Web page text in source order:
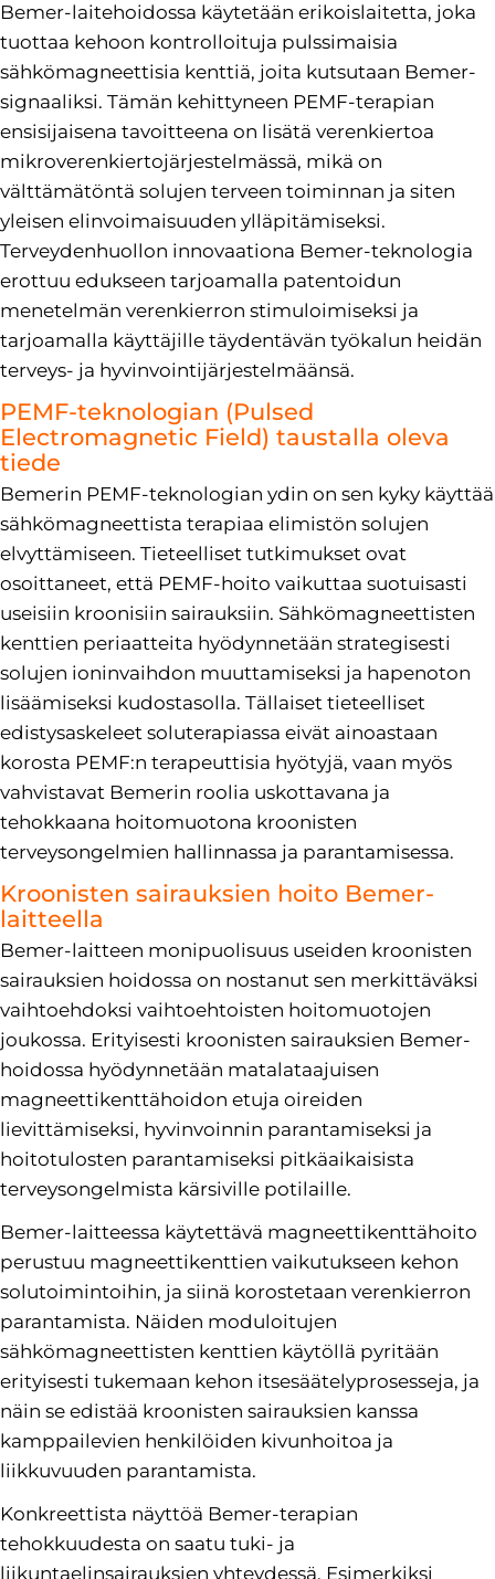
Bemer-laitehoidossa käytetään erikoislaitetta, joka
tuottaa kehoon kontrolloituja pulssimaisia
sähkömagneettisia kenttiä, joita kutsutaan Bemer-
signaaliksi. Tämän kehittyneen PEMF-terapian
ensisijaisena tavoitteena on lisätä verenkiertoa
mikroverenkiertojärjestelmässä, mikä on
välttämätöntä solujen terveen toiminnan ja siten
yleisen elinvoimaisuuden ylläpitämiseksi.
Terveydenhuollon innovaationa Bemer-teknologia
erottuu edukseen tarjoamalla patentoidun
menetelmän verenkierron stimuloimiseksi ja
tarjoamalla käyttäjille täydentävän työkalun heidän
terveys- ja hyvinvointijärjestelmäänsä.
PEMF-teknologian (Pulsed
Electromagnetic Field) taustalla oleva
tiede
Bemerin PEMF-teknologian ydin on sen kyky käyttää
sähkömagneettista terapiaa elimistön solujen
elvyttämiseen. Tieteelliset tutkimukset ovat
osoittaneet, että PEMF-hoito vaikuttaa suotuisasti
useisiin kroonisiin sairauksiin. Sähkömagneettisten
kenttien periaatteita hyödynnetään strategisesti
solujen ioninvaihdon muuttamiseksi ja hapenoton
lisäämiseksi kudostasolla. Tällaiset tieteelliset
edistysaskeleet soluterapiassa eivät ainoastaan
korosta PEMF:n terapeuttisia hyötyjä, vaan myös
vahvistavat Bemerin roolia uskottavana ja
tehokkaana hoitomuotona kroonisten
terveysongelmien hallinnassa ja parantamisessa.
Kroonisten sairauksien hoito Bemer-
laitteella
Bemer-laitteen monipuolisuus useiden kroonisten
sairauksien hoidossa on nostanut sen merkittäväksi
vaihtoehdoksi vaihtoehtoisten hoitomuotojen
joukossa. Erityisesti kroonisten sairauksien Bemer-
hoidossa hyödynnetään matalataajuisen
magneettikenttähoidon etuja oireiden
lievittämiseksi, hyvinvoinnin parantamiseksi ja
hoitotulosten parantamiseksi pitkäaikaisista
terveysongelmista kärsiville potilaille.
Bemer-laitteessa käytettävä magneettikenttähoito
perustuu magneettikenttien vaikutukseen kehon
solutoimintoihin, ja siinä korostetaan verenkierron
parantamista. Näiden moduloitujen
sähkömagneettisten kenttien käytöllä pyritään
erityisesti tukemaan kehon itsesäätelyprosesseja, ja
näin se edistää kroonisten sairauksien kanssa
kamppailevien henkilöiden kivunhoitoa ja
liikkuvuuden parantamista.
Konkreettista näyttöä Bemer-terapian
tehokkuudesta on saatu tuki- ja
liikuntaelinsairauksien yhteydessä. Esimerkiksi